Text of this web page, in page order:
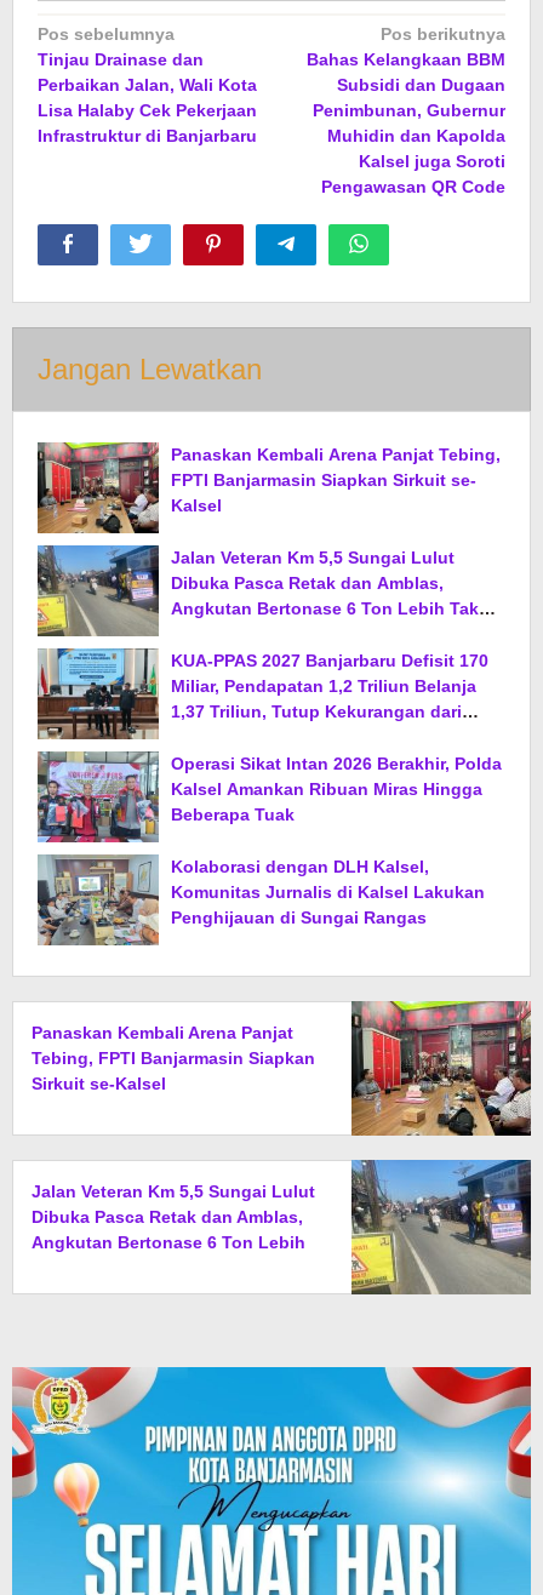
Navigasi
pos
Pos sebelumnya
Tinjau Drainase dan
Perbaikan Jalan, Wali Kota
Lisa Halaby Cek Pekerjaan
Infrastruktur di Banjarbaru
Pos berikutnya
Bahas Kelangkaan BBM
Subsidi dan Dugaan
Penimbunan, Gubernur
Muhidin dan Kapolda
Kalsel juga Soroti
Pengawasan QR Code
Jangan Lewatkan
Panaskan Kembali Arena Panjat Tebing,
FPTI Banjarmasin Siapkan Sirkuit se-
Kalsel
Jalan Veteran Km 5,5 Sungai Lulut
Dibuka Pasca Retak dan Amblas,
Angkutan Bertonase 6 Ton Lebih Tak
KUA-PPAS 2027 Banjarbaru Defisit 170
Miliar, Pendapatan 1,2 Triliun Belanja
1,37 Triliun, Tutup Kekurangan dari
Operasi Sikat Intan 2026 Berakhir, Polda
Kalsel Amankan Ribuan Miras Hingga
Beberapa Tuak
Kolaborasi dengan DLH Kalsel,
Komunitas Jurnalis di Kalsel Lakukan
Penghijauan di Sungai Rangas
Panaskan Kembali Arena Panjat
Tebing, FPTI Banjarmasin Siapkan
Sirkuit se-Kalsel
Jalan Veteran Km 5,5 Sungai Lulut
Dibuka Pasca Retak dan Amblas,
Angkutan Bertonase 6 Ton Lebih